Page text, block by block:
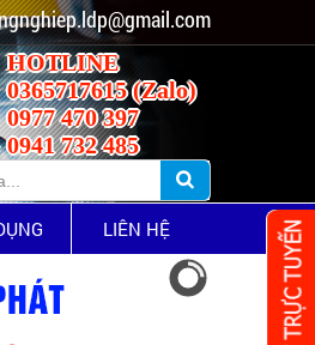
HOTLINE
0365717615 (Zalo)
0977 470 397
0941 732 485
LIÊN HỆ